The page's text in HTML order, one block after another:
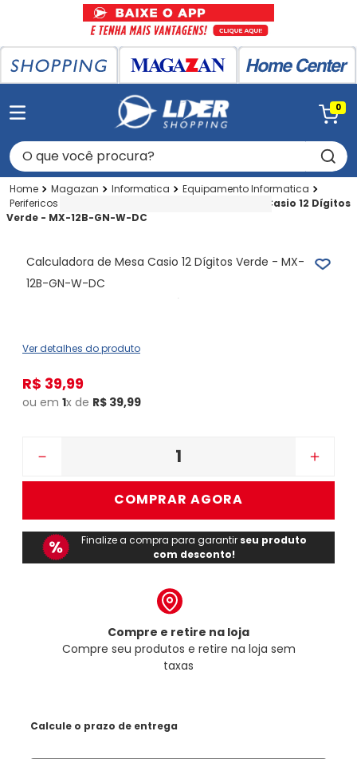
0
O que você procura?
Magazan Informatica
Equipamento Informatica
Perifericos
Calculadora de Mesa Casio 12 Dígitos
Verde - MX-12B-GN-W-DC
Calculadora de Mesa Casio 12 Dígitos Verde - MX-
12B-GN-W-DC
Ver detalhes do produto
R$ 39,99
ou em 1x de R$ 39,99
＋
－
COMPRAR AGORA
Finalize a compra para garantir seu produto
com desconto!
Compre e retire na loja
Compre seu produtos e retire na loja sem
taxas